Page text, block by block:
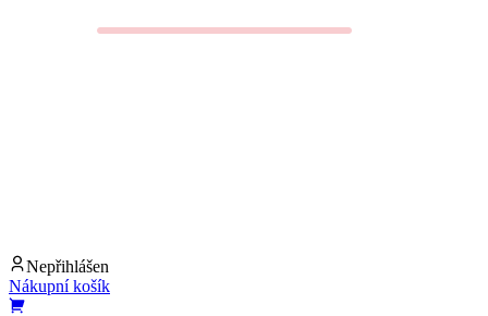
Nepřihlášen
Nákupní košík